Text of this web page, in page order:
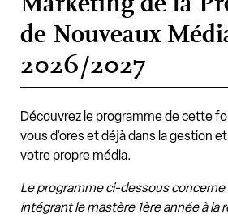
de Nouveaux
2026/2027
Découvrez le programme de cette
vous d’ores et déjà dans la gestion
votre propre média.
Le programme ci-dessous
intégrant le mastère 1ère année à la